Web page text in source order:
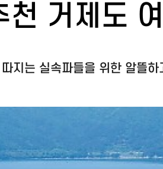
천 거제도
지는 실속파들을 위한 알뜰